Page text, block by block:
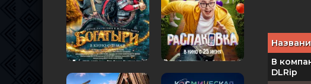
В
DLRip